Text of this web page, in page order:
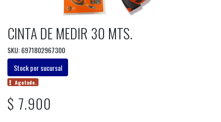
CINTA DE MEDIR 30 MTS.
SKU: 6971802967300
Stock por sucursal
Agotado.
$ 7.900